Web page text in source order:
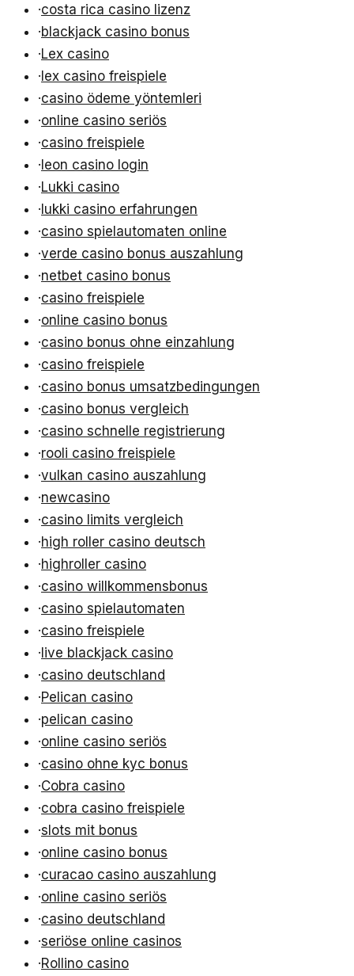
·costa rica casino lizenz
·blackjack casino bonus
·Lex casino
·lex casino freispiele
·casino ödeme yöntemleri
·online casino seriös
·casino freispiele
·leon casino login
·Lukki casino
·lukki casino erfahrungen
·casino spielautomaten online
·verde casino bonus auszahlung
·netbet casino bonus
·casino freispiele
·online casino bonus
·casino bonus ohne einzahlung
·casino freispiele
·casino bonus umsatzbedingungen
·casino bonus vergleich
·casino schnelle registrierung
·rooli casino freispiele
·vulkan casino auszahlung
·newcasino
·casino limits vergleich
·high roller casino deutsch
·highroller casino
·casino willkommensbonus
·casino spielautomaten
·casino freispiele
·live blackjack casino
·casino deutschland
·Pelican casino
·pelican casino
·online casino seriös
·casino ohne kyc bonus
·Cobra casino
·cobra casino freispiele
·slots mit bonus
·online casino bonus
·curacao casino auszahlung
·online casino seriös
·casino deutschland
·seriöse online casinos
·Rollino casino